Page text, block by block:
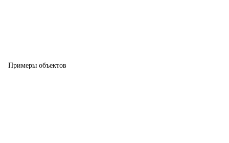
Примеры объектов